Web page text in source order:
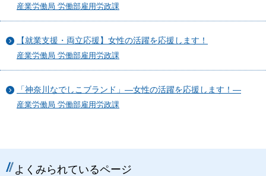
産業労働局 労働部雇用労政課
【就業支援・両立応援】女性の活躍を応援します！
産業労働局 労働部雇用労政課
「神奈川なでしこブランド」―女性の活躍を応援します！―
産業労働局 労働部雇用労政課
よくみられているページ